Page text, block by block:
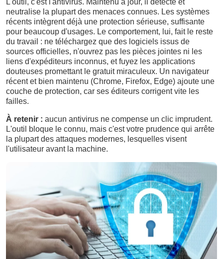
neutralise la plupart des menaces connues. Les systèmes
récents intègrent déjà une protection sérieuse, suffisante
pour beaucoup d'usages. Le comportement, lui, fait le reste
du travail : ne téléchargez que des logiciels issus de
sources officielles, n'ouvrez pas les pièces jointes ni les
liens d'expéditeurs inconnus, et fuyez les applications
douteuses promettant le gratuit miraculeux. Un navigateur
récent et bien maintenu (Chrome, Firefox, Edge) ajoute une
couche de protection, car ses éditeurs corrigent vite les
failles.
À retenir : aucun antivirus ne compense un clic imprudent.
L'outil bloque le connu, mais c'est votre prudence qui arrête
la plupart des attaques modernes, lesquelles visent
l'utilisateur avant la machine.